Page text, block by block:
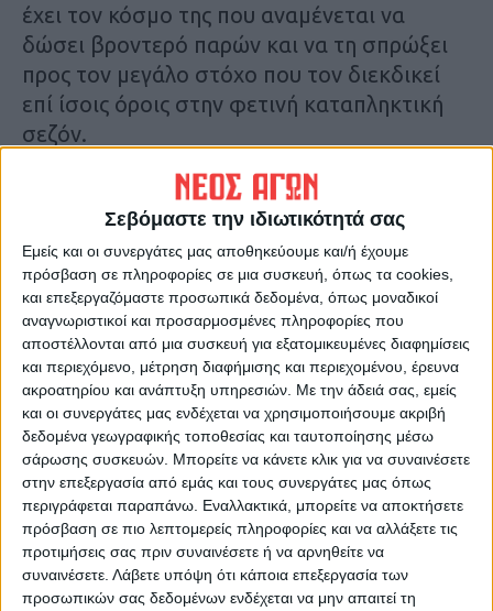
Σεβόμαστε την ιδιωτικότητά σας
Εμείς και οι συνεργάτες μας αποθηκεύουμε και/ή έχουμε
πρόσβαση σε πληροφορίες σε μια συσκευή, όπως τα cookies,
και επεξεργαζόμαστε προσωπικά δεδομένα, όπως μοναδικοί
αναγνωριστικοί και προσαρμοσμένες πληροφορίες που
αποστέλλονται από μια συσκευή για εξατομικευμένες διαφημίσεις
και περιεχόμενο, μέτρηση διαφήμισης και περιεχομένου, έρευνα
ακροατηρίου και ανάπτυξη υπηρεσιών. Με την άδειά σας, εμείς
και οι συνεργάτες μας ενδέχεται να χρησιμοποιήσουμε ακριβή
δεδομένα γεωγραφικής τοποθεσίας και ταυτοποίησης μέσω
σάρωσης συσκευών. Μπορείτε να κάνετε κλικ για να συναινέσετε
στην επεξεργασία από εμάς και τους συνεργάτες μας όπως
περιγράφεται παραπάνω. Εναλλακτικά, μπορείτε να αποκτήσετε
πρόσβαση σε πιο λεπτομερείς πληροφορίες και να αλλάξετε τις
προτιμήσεις σας πριν συναινέσετε ή να αρνηθείτε να
συναινέσετε. Λάβετε υπόψη ότι κάποια επεξεργασία των
προσωπικών σας δεδομένων ενδέχεται να μην απαιτεί τη
έχει τον κόσμο της που αναμένεται να
δώσει βροντερό παρών και να τη σπρώξει
προς τον μεγάλο στόχο που τον διεκδικεί
επί ίσοις όροις στην φετινή καταπληκτική
σεζόν.
Η προετοιμασία ολοκληρώνεται σήμερα με
την τελευταία προπόνηση και ο Δημήτρης
Σπανός που θα ντεμπουτάρει στον πάγκο
της ομάδας αύριο δεν έχει κανένα
αγωνιστικό πρόβλημα πλην του Μιχάλη
Μπούση ο οποίος συμπλήρωσε κάρτες και
δεν μπορεί ν’ αγωνιστεί αφού δηλώθηκε να
εκτίσει την ποινή του στο συγκεκριμένο
ματς.
Αντίθετα κανονικά στην αποστολή θα είναι
ο νεοαποκτηθείς Μασέμο Μπακαγιόκο το
δελτίο του οποίου είναι έτοιμος από χθες το
απόγευμα.